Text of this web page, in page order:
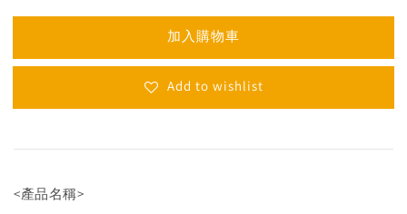
加入購物車
Add to wishlist
<產品名稱>